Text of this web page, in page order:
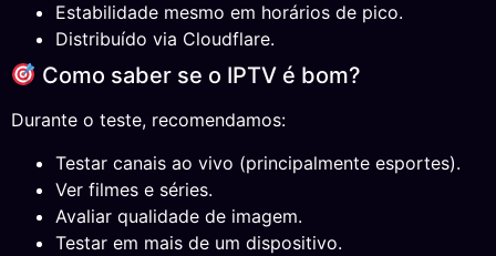
Estabilidade mesmo em horários de pico.
Distribuído via Cloudflare.
Como saber se o IPTV é bom?
Durante o teste, recomendamos:
Testar canais ao vivo (principalmente esportes).
Ver filmes e séries.
Avaliar qualidade de imagem.
Testar em mais de um dispositivo.